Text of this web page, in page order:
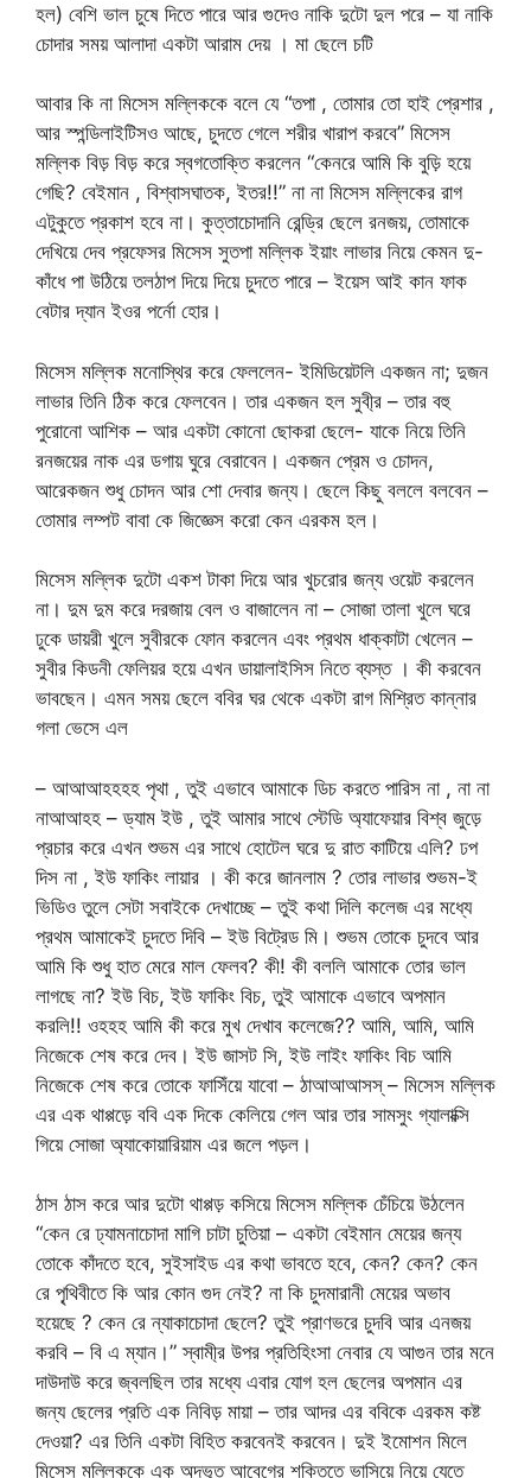
হল) বেশি ভাল চুষে দিতে পারে আর গুদেও নাকি দুটো দুল পরে – যা নাকি
চোদার সময় আলাদা একটা আরাম দেয় । মা ছেলে চটি
আবার কি না মিসেস মল্লিককে বলে যে “তপা , তোমার তো হাই প্রেশার ,
আর স্পন্ডিলাইটিসও আছে, চুদতে গেলে শরীর খারাপ করবে” মিসেস
মল্লিক বিড় বিড় করে স্বগতোক্তি করলেন “কেনরে আমি কি বুড়ি হয়ে
গেছি? বেইমান , বিশ্বাসঘাতক, ইতর!!” না না মিসেস মল্লিকের রাগ
এটুকুতে প্রকাশ হবে না। কুত্তাচোদানি রেন্ডি্র ছেলে রনজয়, তোমাকে
দেখিয়ে দেব প্রফেসর মিসেস সুতপা মল্লিক ইয়াং লাভার নিয়ে কেমন দু-
কাঁধে পা উঠিয়ে তলঠাপ দিয়ে দিয়ে চুদতে পারে – ইয়েস আই কান ফাক
বেটার দ্যান ইওর পর্নো হোর।
মিসেস মল্লিক মনোস্থির করে ফেললেন- ইমিডিয়েটলি একজন না; দুজন
লাভার তিনি ঠিক করে ফেলবেন। তার একজন হল সুবী্র – তার বহু
পুরোনো আশিক – আর একটা কোনো ছোকরা ছেলে- যাকে নিয়ে তিনি
রনজয়ের নাক এর ডগায় ঘুরে বেরাবেন। একজন প্রেম ও চোদন,
আরেকজন শুধু চোদন আর শো দেবার জন্য। ছেলে কিছু বললে বলবেন –
তোমার লম্পট বাবা কে জিজ্ঞেস করো কেন এরকম হল।
মিসেস মল্লিক দুটো একশ টাকা দিয়ে আর খুচরোর জন্য ওয়েট করলেন
না। দুম দুম করে দরজায় বেল ও বাজালেন না – সোজা তালা খুলে ঘরে
ঢুকে ডায়রী খুলে সুবীরকে ফোন করলেন এবং প্রথম ধাক্কাটা খেলেন –
সুবীর কিডনী ফেলিয়র হয়ে এখন ডায়ালাইসিস নিতে ব্যস্ত । কী করবেন
ভাবছেন। এমন সময় ছেলে ববির ঘর থেকে একটা রাগ মিশ্রিত কান্নার
গলা ভেসে এল
– আআআহহহহ পৃথা , তুই এভাবে আমাকে ডিচ করতে পারিস না , না না
নাআআহহ – ড্যাম ইউ , তুই আমার সাথে স্টেডি অ্যাফেয়ার বিশ্ব জুড়ে
প্রচার করে এখন শুভম এর সাথে হোটেল ঘরে দু রাত কাটিয়ে এলি? ঢপ
দিস না , ইউ ফাকিং লায়ার । কী করে জানলাম ? তোর লাভার শুভম-ই
ভিডিও তুলে সেটা সবাইকে দেখাচ্ছে – তুই কথা দিলি কলেজ এর মধ্যে
প্রথম আমাকেই চুদতে দিবি – ইউ বিট্রেড মি। শুভম তোকে চুদবে আর
আমি কি শুধু হাত মেরে মাল ফেলব? কী! কী বললি আমাকে তোর ভাল
লাগছে না? ইউ বিচ, ইউ ফাকিং বিচ, তুই আমাকে এভাবে অপমান
করলি!! ওহহহ আমি কী করে মুখ দেখাব কলেজে?? আমি, আমি, আমি
নিজেকে শেষ করে দেব। ইউ জাসট সি, ইউ লাইং ফাকিং বিচ আমি
নিজেকে শেষ করে তোকে ফাসিঁয়ে যাবো – ঠাআআআসস্ – মিসেস মল্লিক
এর এক থাপ্পড়ে ববি এক দিকে কেলিয়ে গেল আর তার সামসুং গ্যালাক্সি
গিয়ে সোজা অ্যাকোয়ারিয়াম এর জলে পড়ল।
ঠাস ঠাস করে আর দুটো থাপ্পড় কসিয়ে মিসেস মল্লিক চেঁচিয়ে উঠলেন
“কেন রে ঢ্যামনাচোদা মাগি চাটা চুতিয়া – একটা বেইমান মেয়ের জন্য
তোকে কাঁদতে হবে, সুইসাইড এর কথা ভাবতে হবে, কেন? কেন? কেন
রে পৃ্থিবীতে কি আর কোন গুদ নেই? না কি চুদমারানী মেয়ের অভাব
হয়েছে ? কেন রে ন্যাকাচোদা ছেলে? তুই প্রাণভরে চুদবি আর এনজয়
করবি – বি এ ম্যান।” স্বামী্র উপর প্রতিহিংসা নেবার যে আগুন তার মনে
দাউদাউ করে জ্বলছিল তার মধ্যে এবার যোগ হল ছেলের অপমান এর
জন্য ছেলের প্রতি এক নিবিড় মায়া – তার আদর এর ববিকে এরকম কষ্ট
দেওয়া? এর তিনি একটা বিহিত করবেনই করবেন। দুই ইমোশন মিলে
মিসেস মল্লিককে এক অদ্ভূত আবেগের শক্তিতে ভাসিয়ে নিয়ে যেতে